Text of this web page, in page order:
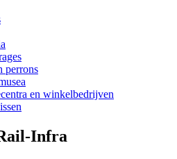
perrons
en winkelbedrijven
Infra